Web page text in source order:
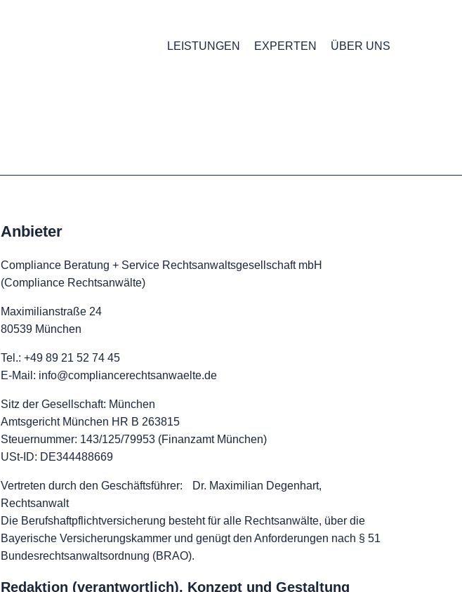
LEISTUNGEN EXPERTEN ÜBER UNS
Anbieter
Compliance Beratung + Service Rechtsanwaltsgesellschaft mbH
(Compliance Rechtsanwälte)
Maximilianstraße 24
80539 München
Tel.: +49 89 21 52 74 45
E-Mail: info@compliancerechtsanwaelte.de
Sitz der Gesellschaft: München
Amtsgericht München HR B 263815
Steuernummer: 143/125/79953 (Finanzamt München)
USt-ID: DE344488669
Vertreten durch den Geschäftsführer: Dr. Maximilian Degenhart,
Rechtsanwalt
Die Berufshaftpflichtversicherung besteht für alle Rechtsanwälte, über die
Bayerische Versicherungskammer und genügt den Anforderungen nach § 51
Bundesrechtsanwaltsordnung (BRAO).
Redaktion (verantwortlich), Konzept und Gestaltung